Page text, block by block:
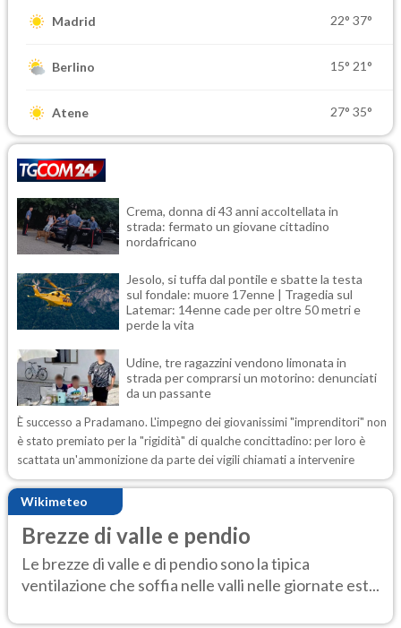
Madrid 22° 37°
Berlino 15° 21°
Atene 27° 35°
Crema, donna di 43 anni accoltellata in
strada: fermato un giovane cittadino
nordafricano
Jesolo, si tuffa dal pontile e sbatte la testa
sul fondale: muore 17enne | Tragedia sul
Latemar: 14enne cade per oltre 50 metri e
perde la vita
Udine, tre ragazzini vendono limonata in
strada per comprarsi un motorino: denunciati
da un passante
È successo a Pradamano. L'impegno dei giovanissimi "imprenditori" non
è stato premiato per la "rigidità" di qualche concittadino: per loro è
scattata un'ammonizione da parte dei vigili chiamati a intervenire
Wikimeteo
Brezze di valle e pendio
Le brezze di valle e di pendio sono la tipica
ventilazione che soffia nelle valli nelle giornate est...